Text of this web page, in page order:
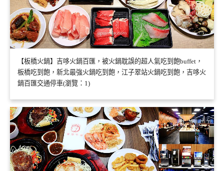
【板橋火鍋】吉哆火鍋百匯，被火鍋耽誤的超人氣吃到飽buffet，
板橋吃到飽，新北最強火鍋吃到飽，江子翠站火鍋吃到飽，吉哆火
鍋百匯交通停車(瀏覽：1)